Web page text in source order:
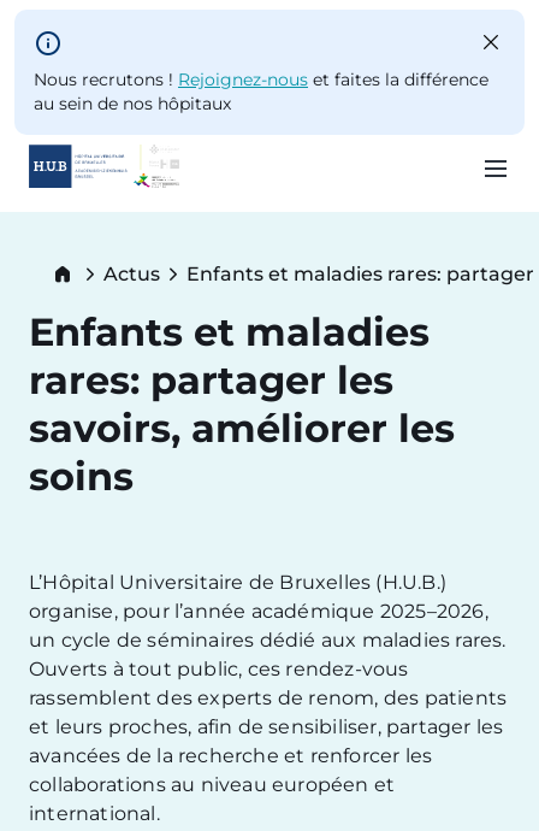
Skip to main content
Nous recrutons ! Rejoignez-nous et faites la différence
au sein de nos hôpitaux
content
Breadcrumb
Actus Enfants et maladies rares: partager
Enfants et maladies
rares: partager les
savoirs, améliorer les
soins
L’Hôpital Universitaire de Bruxelles (H.U.B.)
organise, pour l’année académique 2025–2026,
un cycle de séminaires dédié aux maladies rares.
Ouverts à tout public, ces rendez-vous
rassemblent des experts de renom, des patients
et leurs proches, afin de sensibiliser, partager les
avancées de la recherche et renforcer les
collaborations au niveau européen et
international.